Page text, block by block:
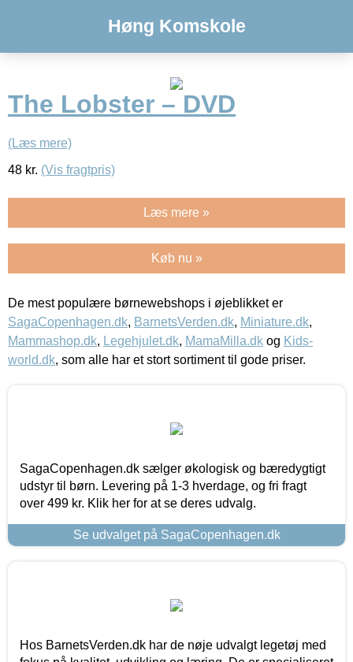
Høng Komskole
The Lobster – DVD
(Læs mere)
48 kr. (Vis fragtpris)
Læs mere »
Køb nu »
De mest populære børnewebshops i øjeblikket er
SagaCopenhagen.dk, BarnetsVerden.dk, Miniature.dk,
Mammashop.dk, Legehjulet.dk, MamaMilla.dk og Kids-
world.dk, som alle har et stort sortiment til gode priser.
SagaCopenhagen.dk sælger økologisk og bæredygtigt
udstyr til børn. Levering på 1-3 hverdage, og fri fragt
over 499 kr. Klik her for at se deres udvalg.
Se udvalget på SagaCopenhagen.dk
Hos BarnetsVerden.dk har de nøje udvalgt legetøj med